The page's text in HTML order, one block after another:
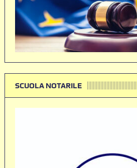
SCUOLA NOTARILE